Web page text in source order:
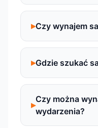
Czy wynajem
Gdzie szukać
Czy można
wydarzenia?